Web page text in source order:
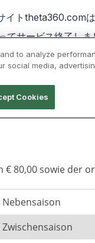
80,00 sowie der
Nebensaison
Zwischensaison